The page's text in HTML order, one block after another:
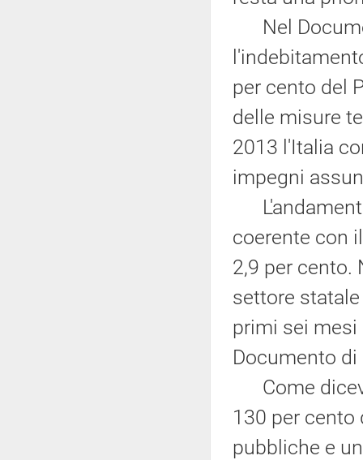
Nel
per cento del
delle misure
2013 l'Italia
impegni
coerente con
2,9 per cento.
settore
primi sei
Documento
Come
130 per cento
pubbliche e